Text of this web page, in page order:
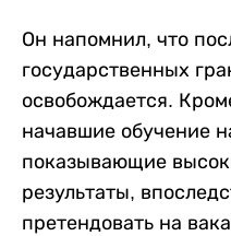
Он напомнил, что
государственных
освобождается.
начавшие обучение
показывающие
результаты,
претендовать на